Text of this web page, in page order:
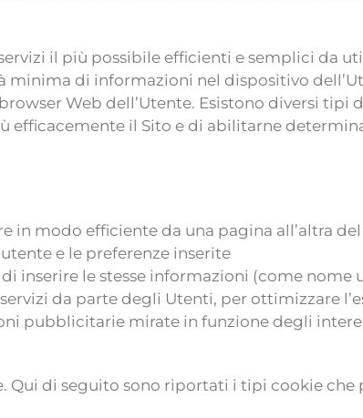
il più possibile efficienti e semplici da
minima di informazioni nel dispositivo
Web dell’Utente. Esistono diversi
efficacemente il Sito e di abilitarne
in modo efficiente da una pagina all’altra
e le preferenze inserite
inserire le stesse informazioni (come
da parte degli Utenti, per ottimizzare
pubblicitarie mirate in funzione degli
Qui di seguito sono riportati i tipi cookie